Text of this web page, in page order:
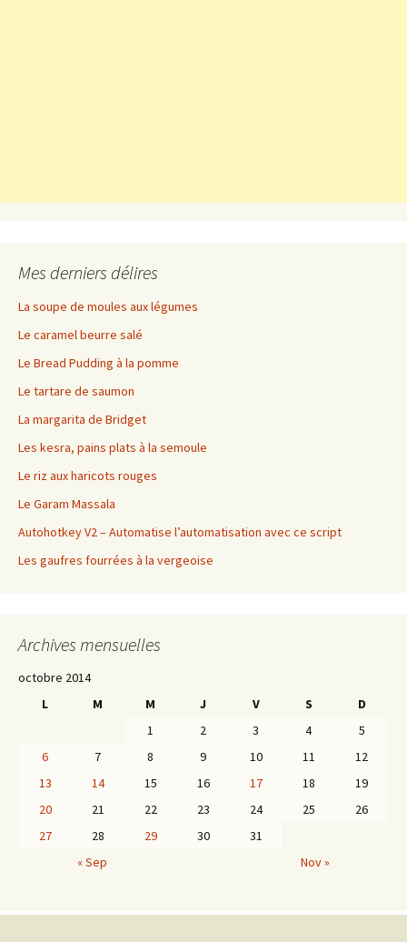
Mes derniers délires
La soupe de moules aux légumes
Le caramel beurre salé
Le Bread Pudding à la pomme
Le tartare de saumon
La margarita de Bridget
Les kesra, pains plats à la semoule
Le riz aux haricots rouges
Le Garam Massala
Autohotkey V2 – Automatise l’automatisation avec ce script
Les gaufres fourrées à la vergeoise
Archives mensuelles
octobre 2014
L
M M J V S
D
1
2 3 4
5
6
7 8 9 10 11
12
13
14 15 16 17 18
19
20
21 22 23 24 25
26
27
28 29 30
31
« Sep
Nov »